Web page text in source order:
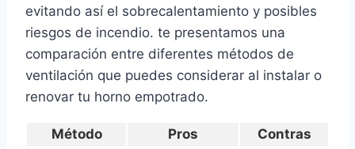
evitando así el sobrecalentamiento y posibles
riesgos de incendio. te presentamos una
comparación entre diferentes métodos de
ventilación que puedes considerar al instalar o
renovar tu horno empotrado.
Método Pros Contras